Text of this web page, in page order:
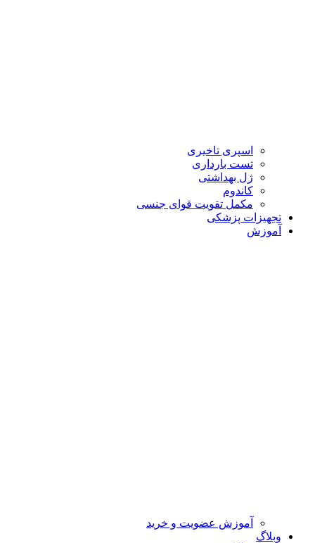
اسپری تاخیری
تست بارداری
ژل بهداشتی
کاندوم
مکمل تقویت قوای جنسی
تجهیزات پزشکی
آموزش
آموزش عضویت و خرید
وبلاگ